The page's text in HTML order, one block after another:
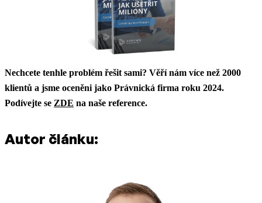
Nechcete tenhle problém řešit sami? Věří nám více než 2000
klientů a jsme oceněni jako Právnická firma roku 2024.
Podívejte se ZDE na naše reference.
Autor článku: